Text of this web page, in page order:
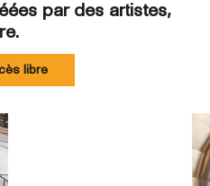
par des artistes,
libre